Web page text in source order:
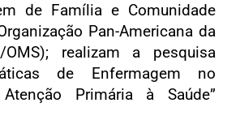
de Família e Comunidade
Pan-Americana da
OMS); realizam a pesquisa
de Enfermagem no
Primária à Saúde”